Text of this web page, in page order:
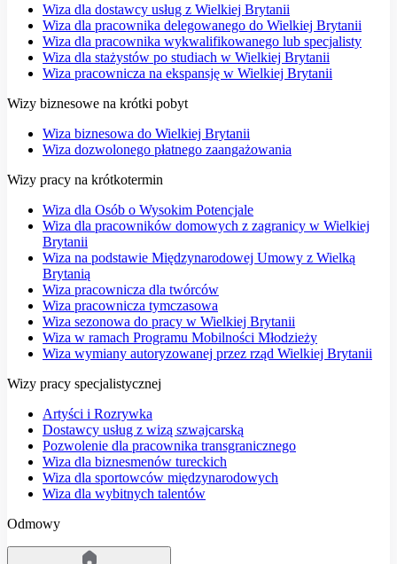
Wiza dla dostawcy usług z Wielkiej Brytanii
Wiza dla pracownika delegowanego do Wielkiej Brytanii
Wiza dla pracownika wykwalifikowanego lub specjalisty
Wiza dla stażystów po studiach w Wielkiej Brytanii
Wiza pracownicza na ekspansję w Wielkiej Brytanii
Wizy biznesowe na krótki pobyt
Wiza biznesowa do Wielkiej Brytanii
Wiza dozwolonego płatnego zaangażowania
Wizy pracy na krótkotermin
Wiza dla Osób o Wysokim Potencjale
Wiza dla pracowników domowych z zagranicy w Wielkiej
Brytanii
Wiza na podstawie Międzynarodowej Umowy z Wielką
Brytanią
Wiza pracownicza dla twórców
Wiza pracownicza tymczasowa
Wiza sezonowa do pracy w Wielkiej Brytanii
Wiza w ramach Programu Mobilności Młodzieży
Wiza wymiany autoryzowanej przez rząd Wielkiej Brytanii
Wizy pracy specjalistycznej
Artyści i Rozrywka
Dostawcy usług z wizą szwajcarską
Pozwolenie dla pracownika transgranicznego
Wiza dla biznesmenów tureckich
Wiza dla sportowców międzynarodowych
Wiza dla wybitnych talentów
Odmowy